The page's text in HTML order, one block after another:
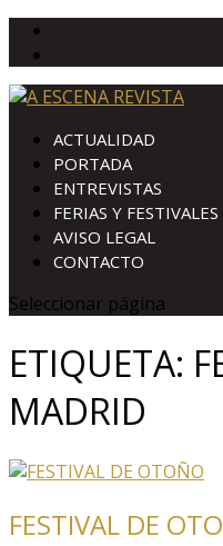
ACTUALIDAD
PORTADA
ENTREVISTAS
FERIAS Y FESTIVALES
AVISO LEGAL
CONTACTO
Seleccionar página
ETIQUETA:
MADRID
FESTIVAL DE